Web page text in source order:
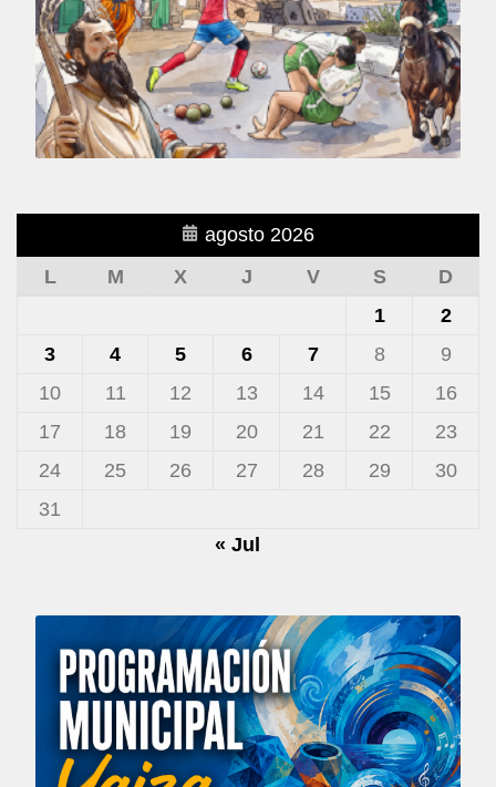
agosto 2026
L
M X J V S
D
1
2
3
4 5 6 7 8
9
10
11 12 13 14 15
16
17
18 19 20 21 22
23
24
25 26 27 28 29
30
31
« Jul